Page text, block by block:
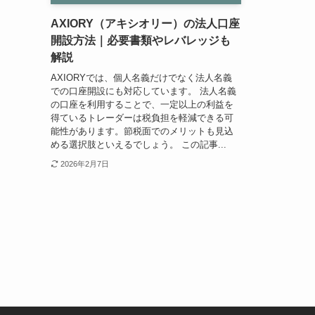
AXIORY（アキシオリー）の法人口座
開設方法｜必要書類やレバレッジも
解説
AXIORYでは、個人名義だけでなく法人名義
での口座開設にも対応しています。 法人名義
の口座を利用することで、一定以上の利益を
得ているトレーダーは税負担を軽減できる可
能性があります。節税面でのメリットも見込
める選択肢といえるでしょう。 この記事...
2026年2月7日